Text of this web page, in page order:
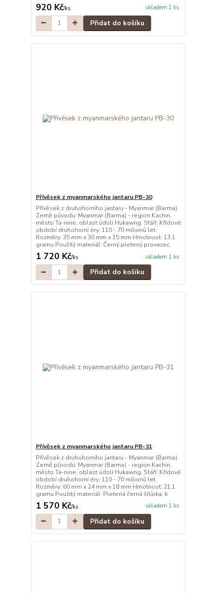
920 Kč/ks skladem 1 ks
Přidat do košíku
Přívěsek z myanmarského jantaru PB-30
Přívěsek z druhohorního jantaru - Myanmar (Barma)
Země původu: Myanmar (Barma) - region Kachin,
město Ta-nine, oblast údolí Hukawng. Stáří: Křídové
období druhohorní éry: 110 - 70 milionů let.
Rozměry: 35 mm x 30 mm x 15 mm Hmotnost: 13.1
gramu Použitý materiál: Černý pletený provazec,
1 720 Kč/ks skladem 1 ks
Přidat do košíku
Přívěsek z myanmarského jantaru PB-31
Přívěsek z druhohorního jantaru - Myanmar (Barma)
Země původu: Myanmar (Barma) - region Kachin,
město Ta-nine, oblast údolí Hukawng. Stáří: Křídové
období druhohorní éry: 110 - 70 milionů let.
Rozměry: 60 mm x 24 mm x 18 mm Hmotnost: 21.1
gramu Použitý materiál: Pletená černá šňůrka, k
1 570 Kč/ks skladem 1 ks
Přidat do košíku